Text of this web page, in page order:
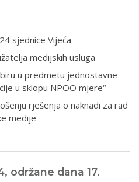
sjednice Vijeća
medijskih usluga
u predmetu jednostavne
u sklopu NPOO mjere“
rješenja o naknadi za rad
medije
održane dana 17.